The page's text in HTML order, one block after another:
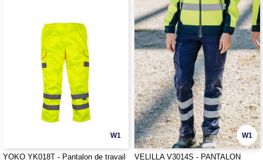
W1
YOKO YK018T - Pantalon de travail
W1
VELILLA V3014S - PANTALON